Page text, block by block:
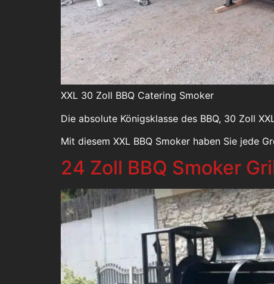
XXL 30 Zoll BBQ Catering Smoker
Die absolute Königsklasse des BBQ, 30 Zoll
Mit diesem XXL BBQ Smoker haben Sie jede
24 Zoll BBQ Smoker